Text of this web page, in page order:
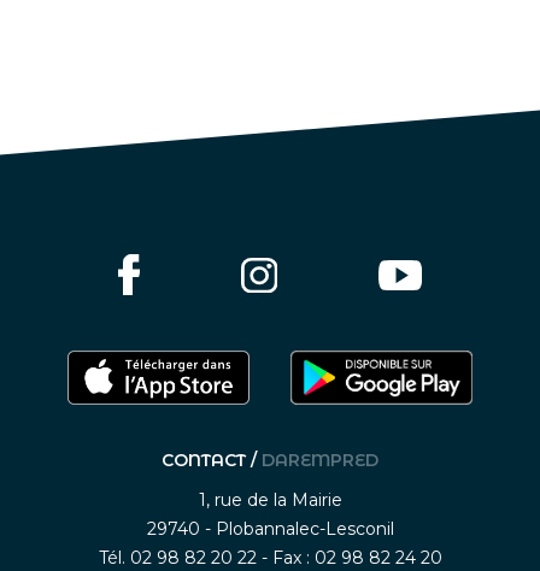
CONTACT / DAREMPRED
1, rue de la Mairie
29740 - Plobannalec-Lesconil
Tél. 02 98 82 20 22 - Fax : 02 98 82 24 20